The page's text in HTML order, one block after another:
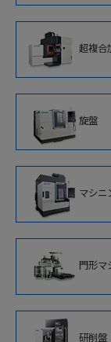
5軸制御大型
5軸制御高速ブ
複合加工機
5軸制御立形複
立形複合加工機
門形複合加工機
超複合
超複合加工機
旋盤
1サドルCNC旋
対向主軸ター
2サドルCNC旋
並行スピンド
立形CNC旋盤
マシニ
立形マシニン
横形マシニン
門形マ
5面加工門形
研削盤